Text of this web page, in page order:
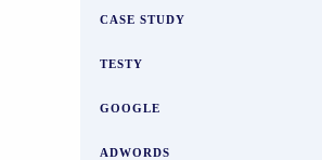
CASE STUDY
TESTY
GOOGLE
ADWORDS